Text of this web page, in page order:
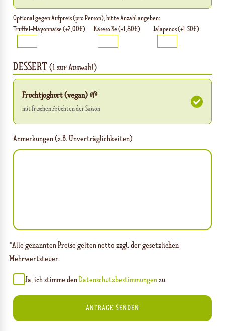
Optional gegen Aufpreis (pro Person), bitte Anzahl angeben:
Trüffel-Mayonnaise (+2,00€)
Käsesoße (+1,80€) Jalapenos (+1,50€)
DESSERT(1 zur Auswahl)
Fruchtjoghurt (vegan)🌱
mit frischen Früchten der Saison
Anmerkungen (z.B. Unverträglichkeiten)
*Alle genannten Preise gelten netto zzgl. der gesetzlichen
Mehrwertsteuer.
Ja, ich stimme denDatenschutzbestimmungenzu.